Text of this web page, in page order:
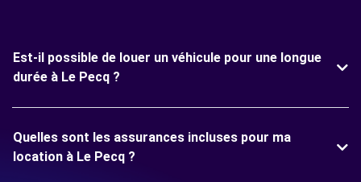
Est-il possible de louer un véhicule pour une longue
durée à Le Pecq ?
Quelles sont les assurances incluses pour ma
location à Le Pecq ?